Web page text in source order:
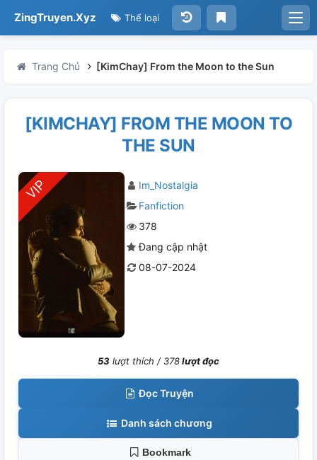
ZingTruyen.Xyz Thể loại
Trang Chủ [KimChay] From the Moon to the Sun
[KIMCHAY] FROM THE MOON TO
THE SUN
Im_Nostalgia
Fanfiction
378
Đang cập nhật
08-07-2024
53 lượt thích /378lượt đọc
Đọc Truyện
Danh sách chương
Bookmark